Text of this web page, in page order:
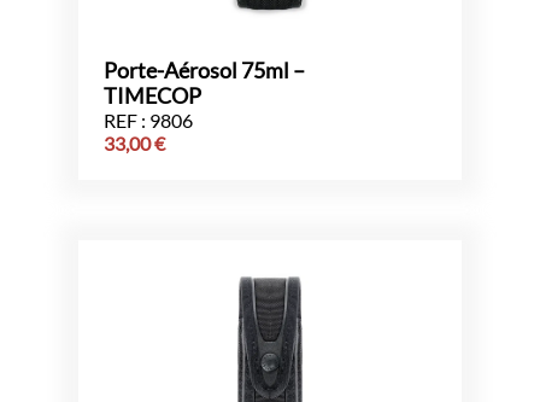
Porte-Aérosol 75ml –
TIMECOP
REF : 9806
33,00€